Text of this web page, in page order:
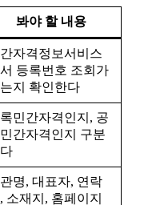
봐야 할 내용
자격정보서비스
등록번호 조회가
지 확인한다
민간자격인지, 공
간자격인지 구분
명, 대표자, 연락
소재지, 홈페이지